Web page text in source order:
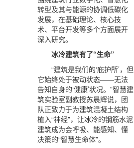
转型及其与能源的协调低碳化
发展，在基础理论、核心技
术、平台开发等多个方面展开
深入研究。
冰冷建筑有了“生命”
“建筑是我们的‘庇护所’，但
它始终处于被动状态——无法
告知自身的‘健康’状况。”智慧建
筑实验室副教授苏晨辉说，团
队正致力于为建筑混凝土结构
植入“神经”，让冰冷的钢筋水泥
建筑成为会呼吸、能感知、懂
决策的“智慧生命体”。